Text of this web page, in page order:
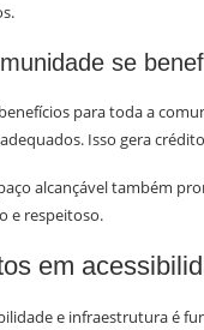
se
para toda a
Isso gera
alcançável também
e respeitoso.
em
e infraestrutura é